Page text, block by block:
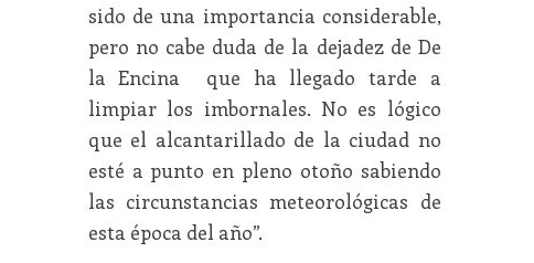
sido de una importancia considerable,
pero no cabe duda de la dejadez de De
la Encina que ha llegado tarde a
limpiar los imbornales. No es lógico
que el alcantarillado de la ciudad no
esté a punto en pleno otoño sabiendo
las circunstancias meteorológicas de
esta época del año”.